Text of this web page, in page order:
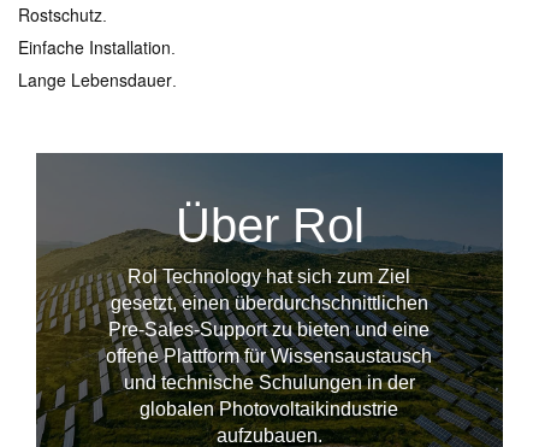
Rostschutz
Einfache Installation
Lange Lebensdauer
Über Rol
Rol Technology hat sich zum Ziel
gesetzt, einen überdurchschnittlichen
Pre-Sales-Support zu bieten und eine
offene Plattform für Wissensaustausch
und technische Schulungen in der
globalen Photovoltaikindustrie
aufzubauen.
--------------占位---------------